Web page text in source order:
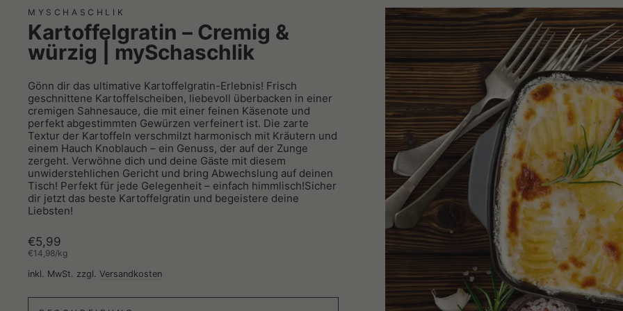
MYSCHASCHLIK
Kartoffelgratin – Cremig &
würzig | mySchaschlik
Gönn dir das ultimative Kartoffelgratin-Erlebnis! Frisch
geschnittene Kartoffelscheiben, liebevoll überbacken in einer
cremigen Sahnesauce, die mit einer feinen Käsenote und
perfekt abgestimmten Gewürzen verfeinert ist. Die zarte
Textur der Kartoffeln verschmilzt harmonisch mit Kräutern und
einem Hauch Knoblauch – ein Genuss, der auf der Zunge
zergeht. Verwöhne dich und deine Gäste mit diesem
unwiderstehlichen Gericht und bring Abwechslung auf deinen
Tisch! Perfekt für jede Gelegenheit – einfach himmlisch!Sicher
dir jetzt das beste Kartoffelgratin und begeistere deine
Liebsten!
Normaler
Preis
€5,99
€14,98/kg
inkl. MwSt. zzgl. Versandkosten